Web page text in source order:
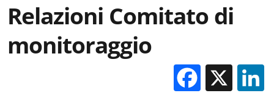
Relazioni Comitato di
monitoraggio
X